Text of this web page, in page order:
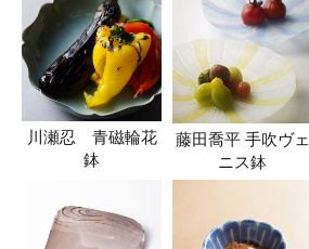
川瀬忍 青磁輪花
鉢
藤田喬平 手吹ヴェ
ニス鉢